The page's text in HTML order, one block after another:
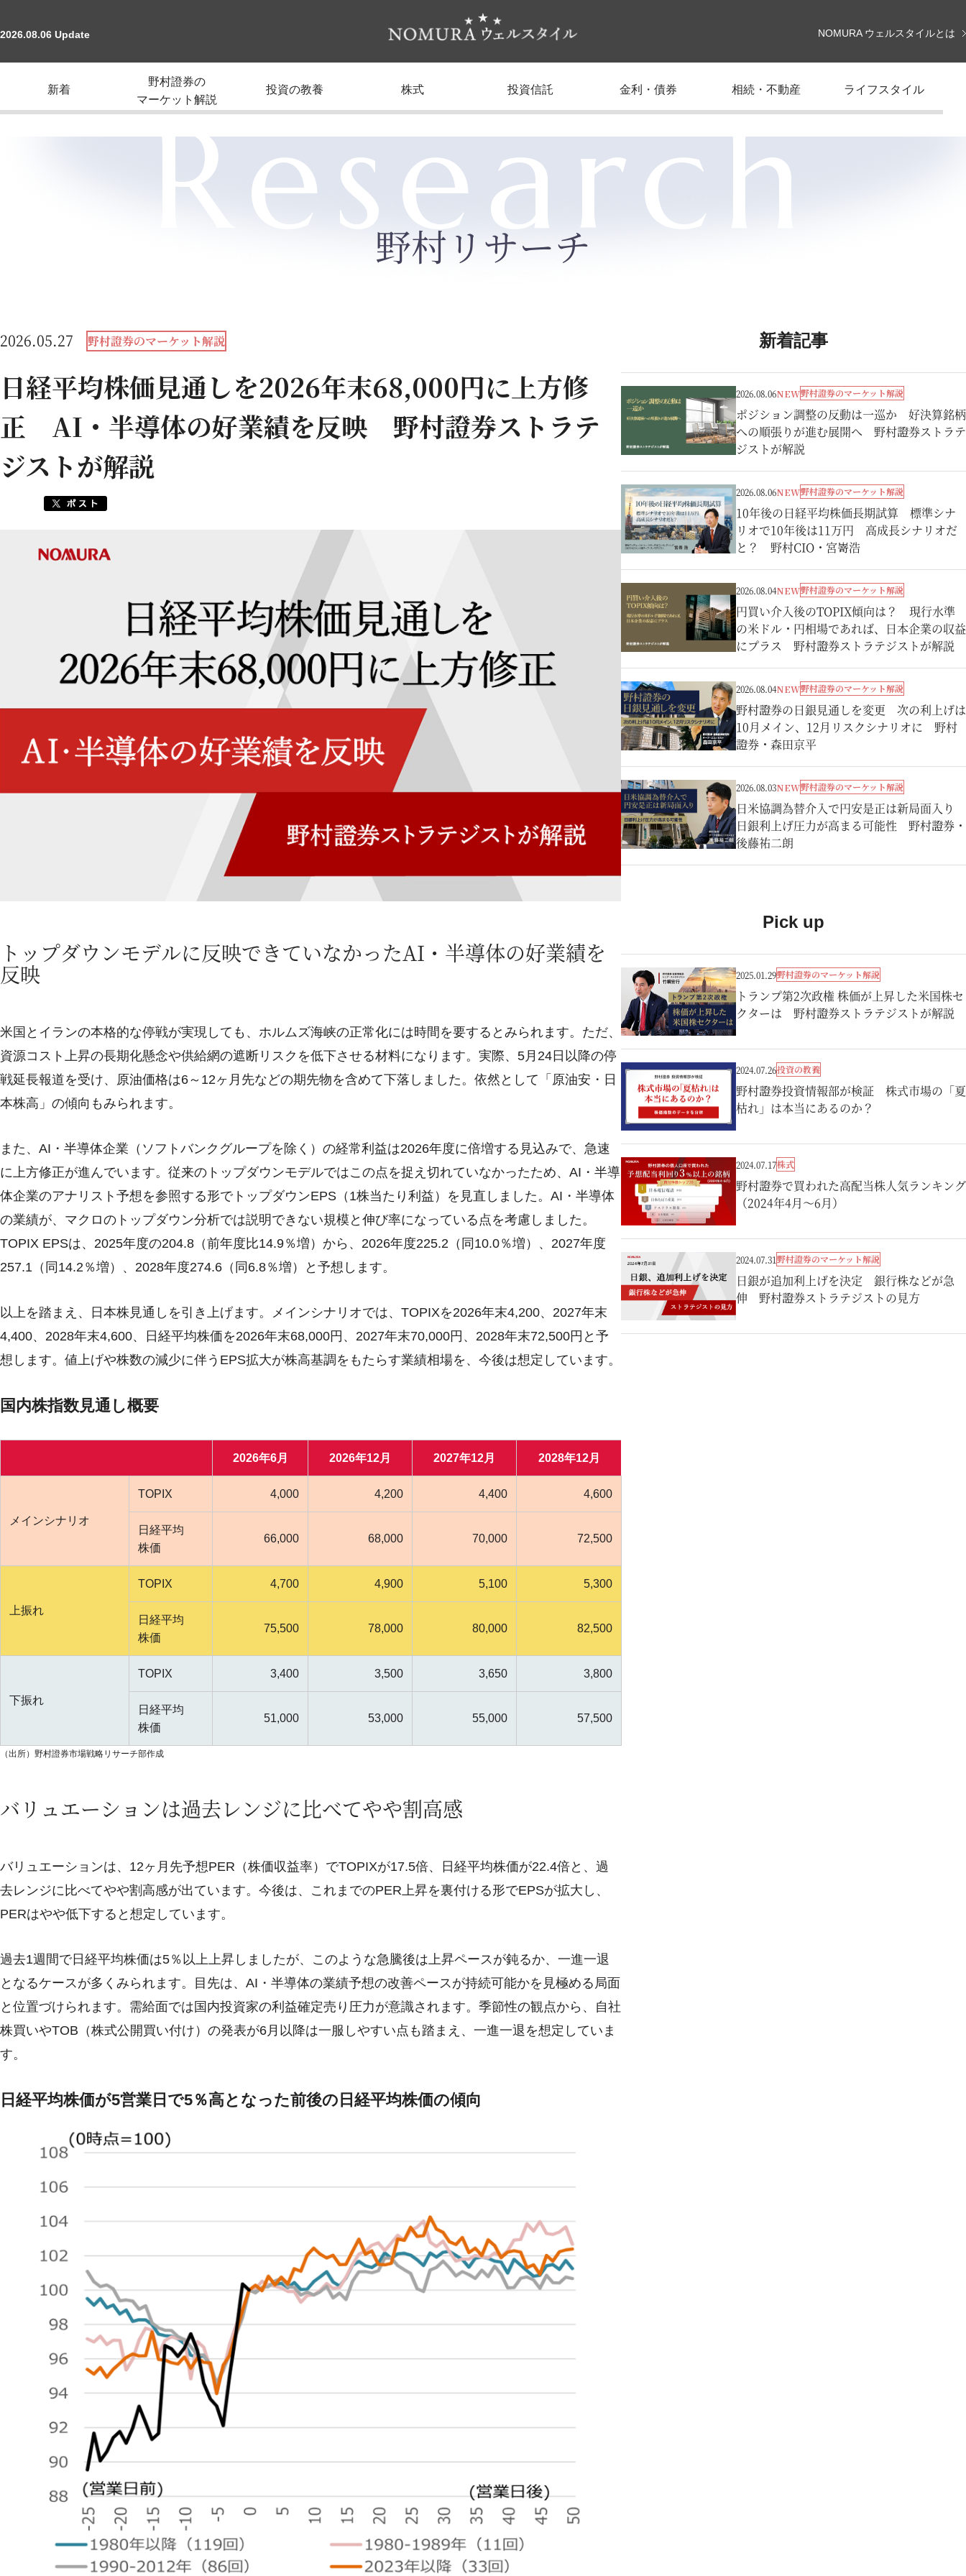
2026.08.06 Update NOMURA ウェルスタイルとは
新着
野村證券の
マーケット解説
投資の教養 株式 投資信託 金利・債券 相続・不動産 ライフスタイル
Research
野村リサーチ
2026.05.27 野村證券のマーケット解説
日経平均株価見通しを2026年末68,000円に上方修
正 AI・半導体の好業績を反映 野村證券ストラテ
ジストが解説
トップダウンモデルに反映できていなかったAI・半導体の好業績を
反映
米国とイランの本格的な停戦が実現しても、ホルムズ海峡の正常化には時間を要するとみられます。ただ、
資源コスト上昇の長期化懸念や供給網の遮断リスクを低下させる材料になります。実際、5月24日以降の停
戦延長報道を受け、原油価格は6～12ヶ月先などの期先物を含めて下落しました。依然として「原油安・日
本株高」の傾向もみられます。
また、AI・半導体企業（ソフトバンクグループを除く）の経常利益は2026年度に倍増する見込みで、急速
に上方修正が進んでいます。従来のトップダウンモデルではこの点を捉え切れていなかったため、AI・半導
体企業のアナリスト予想を参照する形でトップダウンEPS（1株当たり利益）を見直しました。AI・半導体
の業績が、マクロのトップダウン分析では説明できない規模と伸び率になっている点を考慮しました。
TOPIX EPSは、2025年度の204.8（前年度比14.9％増）から、2026年度225.2（同10.0％増）、2027年度
257.1（同14.2％増）、2028年度274.6（同6.8％増）と予想します。
以上を踏まえ、日本株見通しを引き上げます。メインシナリオでは、TOPIXを2026年末4,200、2027年末
4,400、2028年末4,600、日経平均株価を2026年末68,000円、2027年末70,000円、2028年末72,500円と予
想します。値上げや株数の減少に伴うEPS拡大が株高基調をもたらす業績相場を、今後は想定しています。
国内株指数見通し概要
2026年6月 2026年12月 2027年12月 2028年12月
メインシナリオ
TOPIX 4,000 4,200 4,400 4,600
日経平均
株価
66,000 68,000 70,000 72,500
上振れ
TOPIX 4,700 4,900 5,100 5,300
日経平均
株価
75,500 78,000 80,000 82,500
下振れ
TOPIX 3,400 3,500 3,650 3,800
日経平均
株価
51,000 53,000 55,000 57,500
（出所）野村證券市場戦略リサーチ部作成
バリュエーションは過去レンジに比べてやや割高感
バリュエーションは、12ヶ月先予想PER（株価収益率）でTOPIXが17.5倍、日経平均株価が22.4倍と、過
去レンジに比べてやや割高感が出ています。今後は、これまでのPER上昇を裏付ける形でEPSが拡大し、
PERはやや低下すると想定しています。
過去1週間で日経平均株価は5％以上上昇しましたが、このような急騰後は上昇ペースが鈍るか、一進一退
となるケースが多くみられます。目先は、AI・半導体の業績予想の改善ペースが持続可能かを見極める局面
と位置づけられます。需給面では国内投資家の利益確定売り圧力が意識されます。季節性の観点から、自社
株買いやTOB（株式公開買い付け）の発表が6月以降は一服しやすい点も踏まえ、一進一退を想定していま
す。
日経平均株価が5営業日で5％高となった前後の日経平均株価の傾向
新着記事
2026.08.06NEW野村證券のマーケット解説
ポジション調整の反動は一巡か 好決算銘柄
への順張りが進む展開へ 野村證券ストラテ
ジストが解説
2026.08.06NEW野村證券のマーケット解説
10年後の日経平均株価長期試算 標準シナ
リオで10年後は11万円 高成長シナリオだ
と？ 野村CIO・宮嵜浩
2026.08.04NEW野村證券のマーケット解説
円買い介入後のTOPIX傾向は？ 現行水準
の米ドル・円相場であれば、日本企業の収益
にプラス 野村證券ストラテジストが解説
2026.08.04NEW野村證券のマーケット解説
野村證券の日銀見通しを変更 次の利上げは
10月メイン、12月リスクシナリオに 野村
證券・森田京平
2026.08.03NEW野村證券のマーケット解説
日米協調為替介入で円安是正は新局面入り
日銀利上げ圧力が高まる可能性 野村證券・
後藤祐二朗
Pick up
2025.01.29野村證券のマーケット解説
トランプ第2次政権 株価が上昇した米国株セ
クターは 野村證券ストラテジストが解説
2024.07.26投資の教養
野村證券投資情報部が検証 株式市場の「夏
枯れ」は本当にあるのか？
2024.07.17株式
野村證券で買われた高配当株人気ランキング
（2024年4月～6月）
2024.07.31野村證券のマーケット解説
日銀が追加利上げを決定 銀行株などが急
伸 野村證券ストラテジストの見方